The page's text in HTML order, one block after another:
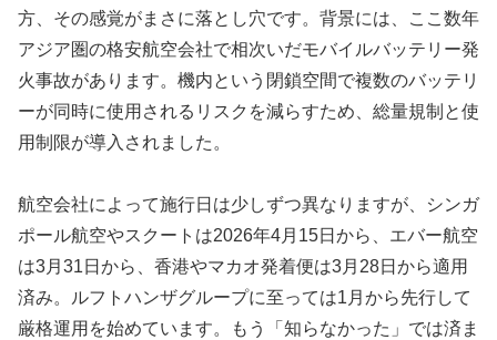
方、その感覚がまさに落とし穴です。背景には、ここ数年
アジア圏の格安航空会社で相次いだモバイルバッテリー発
火事故があります。機内という閉鎖空間で複数のバッテリ
ーが同時に使用されるリスクを減らすため、総量規制と使
用制限が導入されました。
航空会社によって施行日は少しずつ異なりますが、シンガ
ポール航空やスクートは2026年4月15日から、エバー航空
は3月31日から、香港やマカオ発着便は3月28日から適用
済み。ルフトハンザグループに至っては1月から先行して
厳格運用を始めています。もう「知らなかった」では済ま